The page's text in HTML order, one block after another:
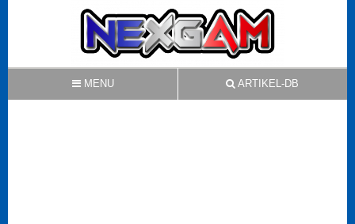
MENU ARTIKEL-DB